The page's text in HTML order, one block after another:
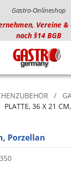
Gastro-Onlineshop
Vereine
nach §14 BGB
PLATTE, 36 X 21
Porzellan